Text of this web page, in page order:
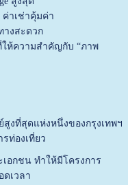
ค่าเช่าคุ้มค่า
างสะดวก
ให้ความสำคัญกับ “ภาพ
งที่สุดแห่งหนึ่งของกรุงเทพฯ
ท่องเที่ยว
อกชน ทำให้มีโครงการ
ดเวลา